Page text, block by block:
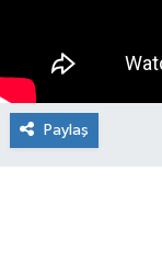
Paylaş